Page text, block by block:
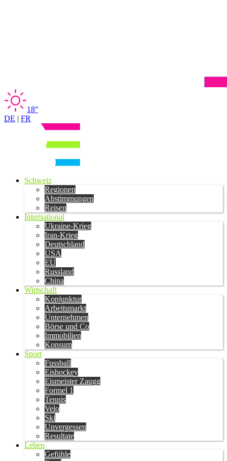
18°
DE | FR
Schweiz
Regionen
Abstimmungen
Reisen
International
Ukraine-Krieg
Iran-Krieg
Deutschland
USA
EU
Russland
China
Wirtschaft
Konjunktur
Arbeitsmarkt
Unternehmen
Börse und Co
Immobilien
Konsum
Sport
Fussball
Eishockey
Eismeister Zaugg
Formel 1
Tennis
Velo
Ski
Unvergessen
Resultate
Leben
Gefühle